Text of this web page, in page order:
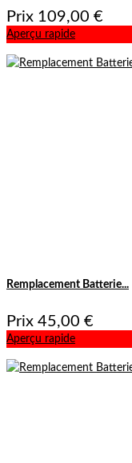
Prix 109,00 €
Aperçu rapide
Remplacement Batterie...
Prix 45,00 €
Aperçu rapide